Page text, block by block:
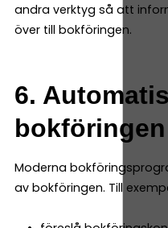
andra verktyg så att
över till bokföringen.
6.
bokföringen
Moderna
av bokföringen. Till